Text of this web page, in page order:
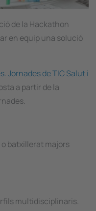
de la Hackathon
en equip una solució
Jornades de TIC Salut i
a partir de la
batxillerat majors
multidisciplinaris.